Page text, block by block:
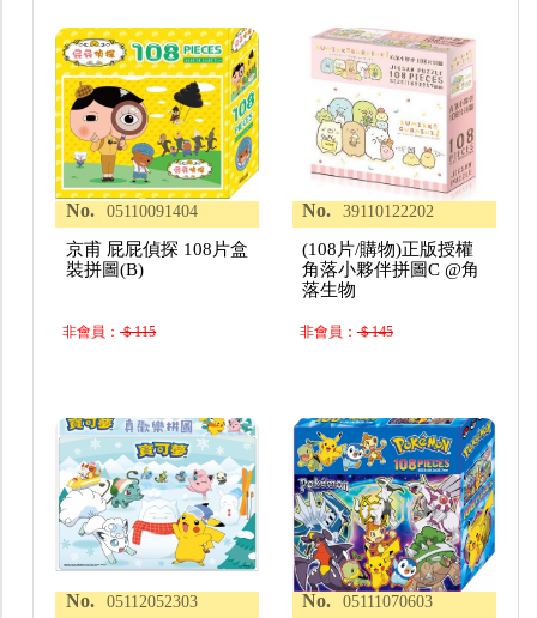
No. 05110091404
京甫 屁屁偵探 108片盒
裝拼圖(B)
非會員：＄115
No. 39110122202
(108片/購物)正版授權
角落小夥伴拼圖C @角
落生物
非會員：＄145
No. 05112052303 No. 05111070603